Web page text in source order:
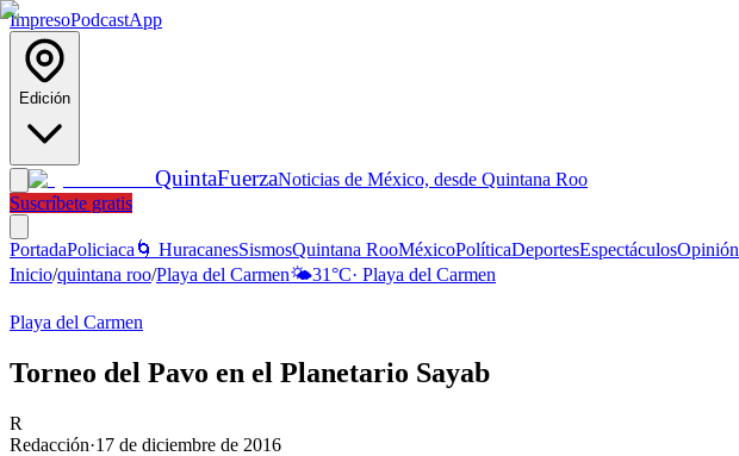
ImpresoPodcastApp
Edición
QuintaFuerzaNoticias de México, desde Quintana Roo
Suscríbete gratis
PortadaPoliciaca 🌀 HuracanesSismosQuintana RooMéxicoPolíticaDeportesEspectáculosOpinión
Inicio/quintana roo/Playa del Carmen🌤️31°C· Playa del Carmen
Playa del Carmen
Torneo del Pavo en el Planetario Sayab
R
Redacción·17 de diciembre de 2016